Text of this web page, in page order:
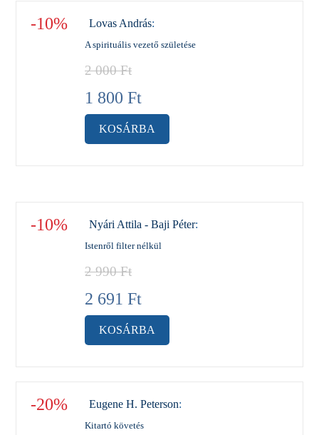
-10% Lovas András:
A spirituális vezető születése
2 000Ft
1 800 Ft
KOSÁRBA
-10% Nyári Attila - Baji Péter:
Istenről filter nélkül
2 990Ft
2 691 Ft
KOSÁRBA
-20% Eugene H. Peterson:
Kitartó követés